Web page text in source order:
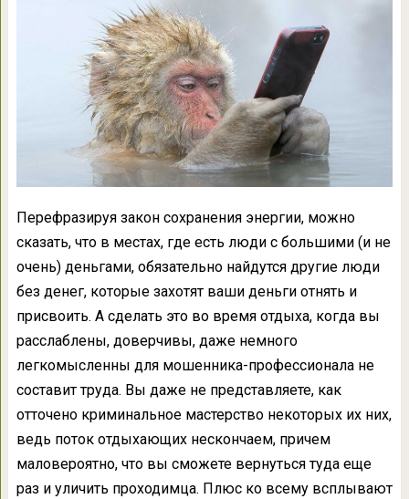
Перефразируя закон сохранения энергии, можно
сказать, что в местах, где есть люди с большими (и не
очень) деньгами, обязательно найдутся другие люди
без денег, которые захотят ваши деньги отнять и
присвоить. А сделать это во время отдыха, когда вы
расслаблены, доверчивы, даже немного
легкомысленны для мошенника-профессионала не
составит труда. Вы даже не представляете, как
отточено криминальное мастерство некоторых их них,
ведь поток отдыхающих нескончаем, причем
маловероятно, что вы сможете вернуться туда еще
раз и уличить проходимца. Плюс ко всему всплывают